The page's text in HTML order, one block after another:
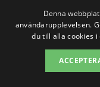
Eventuella
eller
Denna
användarupplevelsen.
du till alla cookies